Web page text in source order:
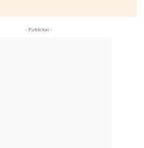
- Publicitat -